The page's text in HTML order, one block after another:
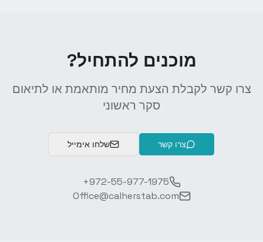
מוכנים להתחיל?
צרו קשר לקבלת הצעת מחיר מותאמת או לתיאום
סקר ראשוני
צרו קשר שלחו אימייל
+972-55-977-1975
Office@calherstab.com